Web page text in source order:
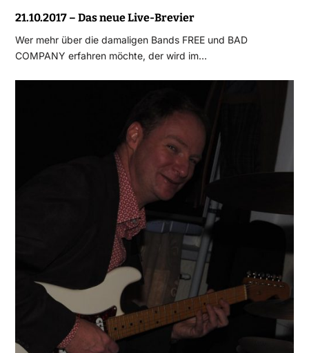
21.10.2017 – Das neue Live-Brevier
Wer mehr über die damaligen Bands FREE und BAD
COMPANY erfahren möchte, der wird im…